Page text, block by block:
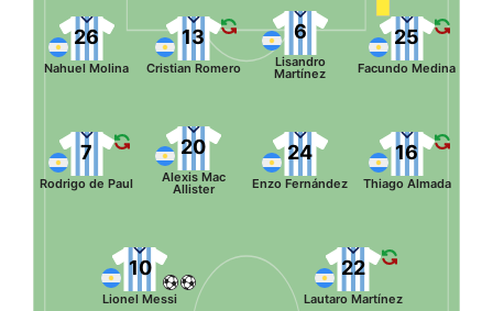
25
Facundo Medina
6
Lisandro
Martínez
13
Cristian Romero
26
Nahuel Molina
16
Thiago Almada
24
Enzo Fernández
20
Alexis Mac
Allister
7
Rodrigo de Paul
22
Lautaro Martínez
10
Lionel Messi